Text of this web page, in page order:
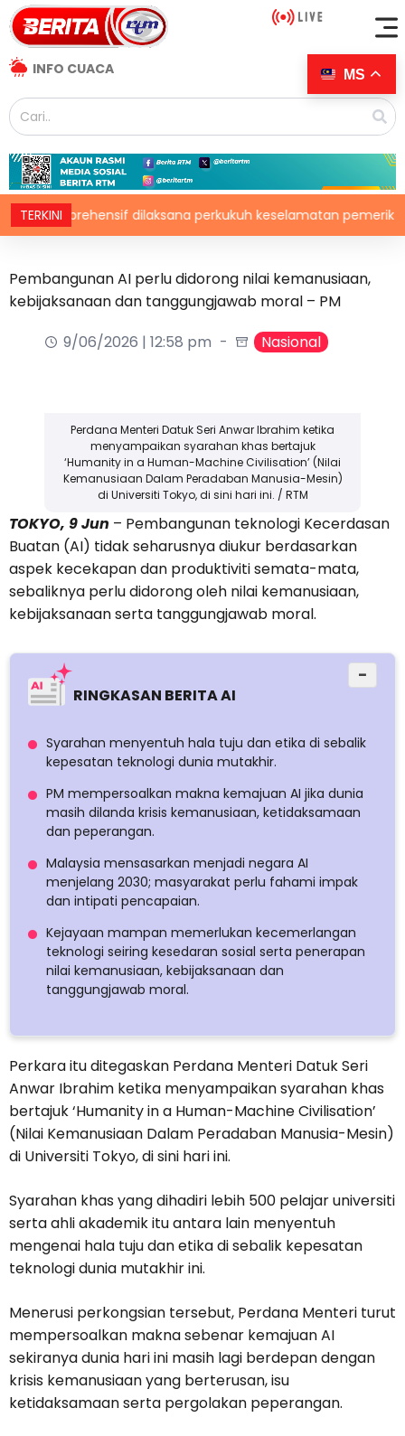
INFO CUACA
TERKINI dilaksana perkukuh keselamatan pemeriksaan
Pembangunan AI perlu didorong nilai kemanusiaan,
kebijaksanaan dan tanggungjawab moral – PM
9/06/2026 | 12:58 pm
Nasional
Perdana Menteri Datuk Seri Anwar Ibrahim ketika
menyampaikan syarahan khas bertajuk
‘Humanity in a Human-Machine Civilisation’ (Nilai
Kemanusiaan Dalam Peradaban Manusia-Mesin)
di Universiti Tokyo, di sini hari ini. / RTM
TOKYO, 9 Jun – Pembangunan teknologi Kecerdasan
Buatan (AI) tidak seharusnya diukur berdasarkan
aspek kecekapan dan produktiviti semata-mata,
sebaliknya perlu didorong oleh nilai kemanusiaan,
kebijaksanaan serta tanggungjawab moral.
RINGKASAN BERITA AI
−
Syarahan menyentuh hala tuju dan etika di sebalik
kepesatan teknologi dunia mutakhir.
PM mempersoalkan makna kemajuan AI jika dunia
masih dilanda krisis kemanusiaan, ketidaksamaan
dan peperangan.
Malaysia mensasarkan menjadi negara AI
menjelang 2030; masyarakat perlu fahami impak
dan intipati pencapaian.
Kejayaan mampan memerlukan kecemerlangan
teknologi seiring kesedaran sosial serta penerapan
nilai kemanusiaan, kebijaksanaan dan
tanggungjawab moral.
Perkara itu ditegaskan Perdana Menteri Datuk Seri
Anwar Ibrahim ketika menyampaikan syarahan khas
bertajuk ‘Humanity in a Human-Machine Civilisation’
(Nilai Kemanusiaan Dalam Peradaban Manusia-Mesin)
di Universiti Tokyo, di sini hari ini.
Syarahan khas yang dihadiri lebih 500 pelajar universiti
serta ahli akademik itu antara lain menyentuh
mengenai hala tuju dan etika di sebalik kepesatan
teknologi dunia mutakhir ini.
Menerusi perkongsian tersebut, Perdana Menteri turut
mempersoalkan makna sebenar kemajuan AI
sekiranya dunia hari ini masih lagi berdepan dengan
krisis kemanusiaan yang berterusan, isu
ketidaksamaan serta pergolakan peperangan.
MS